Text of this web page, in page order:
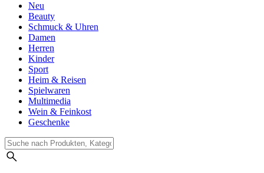
Neu
Beauty
Schmuck & Uhren
Damen
Herren
Kinder
Sport
Heim & Reisen
Spielwaren
Multimedia
Wein & Feinkost
Geschenke